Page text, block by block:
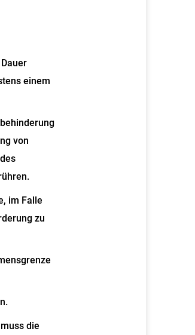
einem
von
im Falle
zu
die